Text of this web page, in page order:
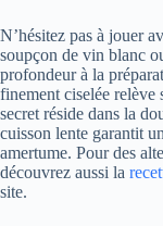
N’hésitez pas à jouer
soupçon de vin blanc
profondeur à la
finement ciselée relève
secret réside dans la
cuisson lente garantit
amertume. Pour des
découvrez aussi la
site.